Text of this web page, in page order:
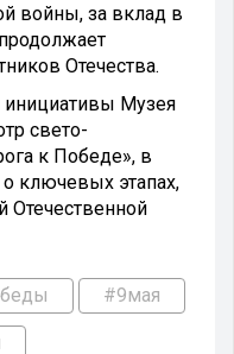
войны, за вклад в
Отечества.
инициативы Музея
свето-
к Победе», в
ключевых этапах,
Отечественной
#9мая